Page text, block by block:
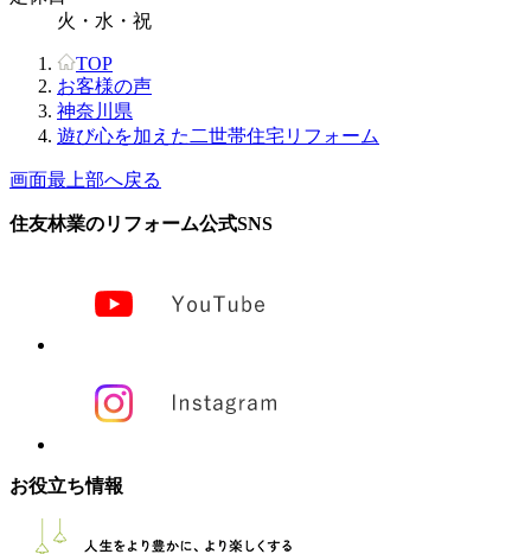
火・水・祝
TOP
お客様の声
神奈川県
遊び心を加えた二世帯住宅リフォーム
画面最上部へ戻る
住友林業のリフォーム公式SNS
お役立ち情報